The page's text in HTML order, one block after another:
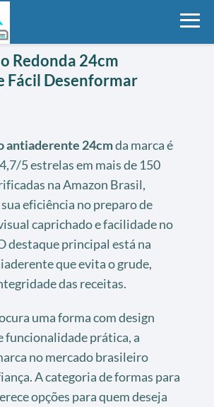
Redonda 24cm
Desenformar
antiaderente 24cmda marca é
5 estrelas em mais de 150
na Amazon Brasil,
eficiência no preparo de
caprichado e facilidade no
destaque principal está na
que evita o grude,
das receitas.
uma forma com design
funcionalidade prática, a
no mercado brasileiro
A categoria de formas para
opções para quem deseja